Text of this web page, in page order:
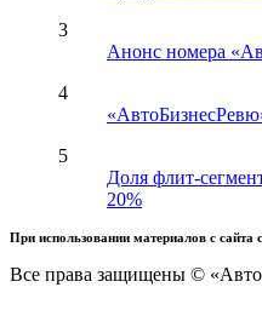
3
Анонс номера
4
5
Доля флит-
20%
При использовании материалов с сайта
Все права защищены ©